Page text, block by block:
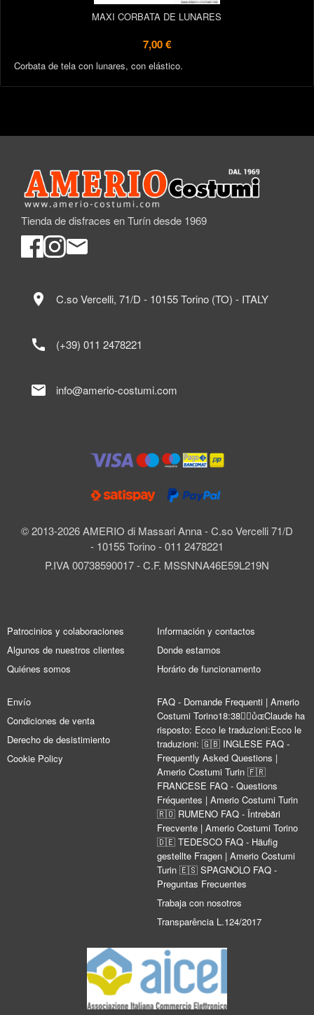
MAXI CORBATA DE LUNARES
7,00 €
Corbata de tela con lunares, con elástico.
Tienda de disfraces en Turín desde 1969
© 2013-2026 AMERIO di Massari Anna - C.so Vercelli 71/D
- 10155 Torino - 011 2478221
P.IVA 00738590017 - C.F. MSSNNA46E59L219N
location_on C.so Vercelli, 71/D - 10155 Torino (TO) - ITALY
call (+39) 011 2478221
mail info@amerio-costumi.com
Patrocinios y colaboraciones
Algunos de nuestros clientes
Quiénes somos
Información y contactos
Donde estamos
Horário de funcionamento
Envío
Condiciones de venta
Derecho de desistimiento
Cookie Policy
FAQ - Domande Frequenti | Amerio
Costumi Torino18:38Claude ha
risposto: Ecco le traduzioni:Ecco le
traduzioni: 🇬🇧 INGLESE FAQ -
Frequently Asked Questions |
Amerio Costumi Turin 🇫🇷
FRANCESE FAQ - Questions
Fréquentes | Amerio Costumi Turin
🇷🇴 RUMENO FAQ - Întrebări
Frecvente | Amerio Costumi Torino
🇩🇪 TEDESCO FAQ - Häufig
gestellte Fragen | Amerio Costumi
Turin 🇪🇸 SPAGNOLO FAQ -
Preguntas Frecuentes
Trabaja con nosotros
Transparência L.124/2017